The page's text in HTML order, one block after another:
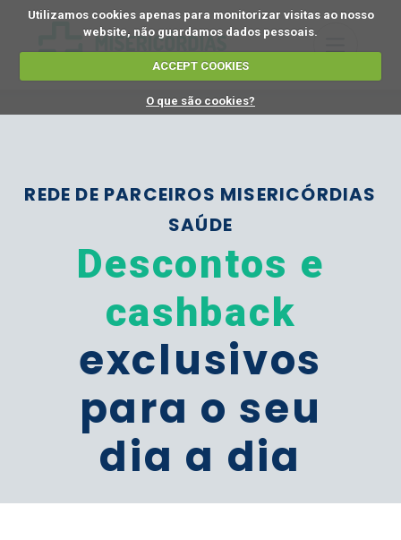
Utilizamos cookies apenas para monitorizar visitas ao nosso
website, não guardamos dados pessoais.
ACCEPT COOKIES
O que são cookies?
REDE DE PARCEIROS MISERICÓRDIAS
SAÚDE
Descontos e
cashback
exclusivos
para o seu
dia a dia